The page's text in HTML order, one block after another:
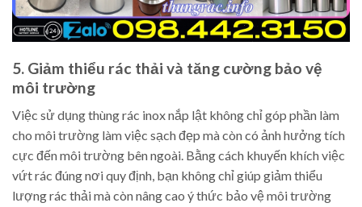
5. Giảm thiểu rác thải và tăng cường bảo vệ
môi trường
Việc sử dụng thùng rác inox nắp lật không chỉ góp phần làm
cho môi trường làm việc sạch đẹp mà còn có ảnh hưởng tích
cực đến môi trường bên ngoài. Bằng cách khuyến khích việc
vứt rác đúng nơi quy định, bạn không chỉ giúp giảm thiểu
lượng rác thải mà còn nâng cao ý thức bảo vệ môi trường